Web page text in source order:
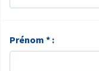
Prénom * :